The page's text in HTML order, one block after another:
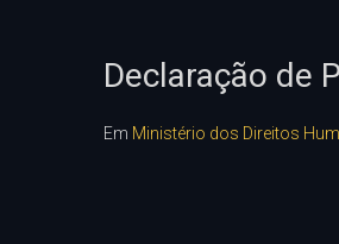
Declaração de
Em Ministério dos Direitos